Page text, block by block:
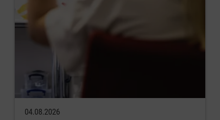
04.08.2026